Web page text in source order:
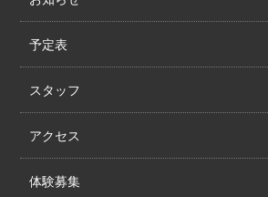
予定表
スタッフ
アクセス
体験募集